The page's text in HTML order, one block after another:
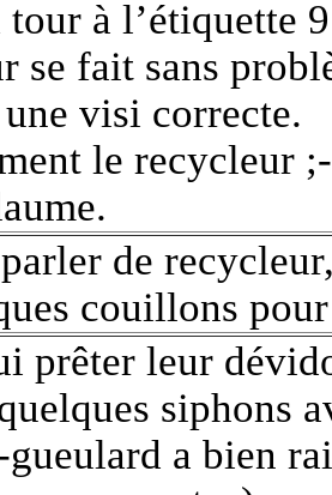
tour à l’étiquette
se fait sans
visi correcte.
le recycleur
de
couillons
prêter leur
siphons
a bien